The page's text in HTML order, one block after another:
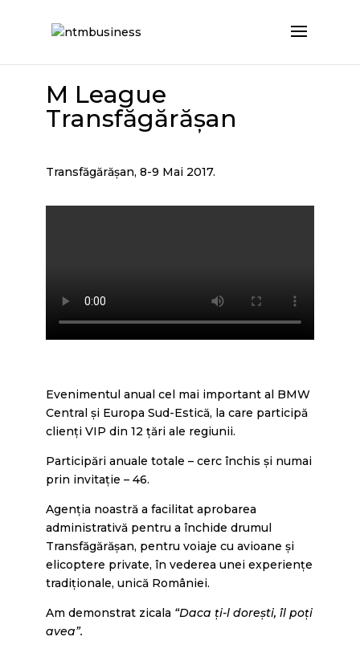
M League
Transfăgărășan
Transfăgărășan, 8-9 Mai 2017.
Evenimentul anual cel mai important al BMW
Central și Europa Sud-Estică, la care participă
clienți VIP din 12 țări ale regiunii.
Participări anuale totale – cerc închis și numai
prin invitație – 46.
Agenția noastră a facilitat aprobarea
administrativă pentru a închide drumul
Transfăgărășan, pentru voiaje cu avioane și
elicoptere private, în vederea unei experiențe
tradiționale, unică României.
Am demonstrat zicala “Daca ți-l dorești, îl poți
avea”.